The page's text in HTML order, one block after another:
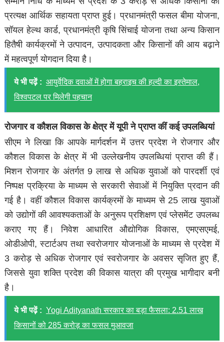
प्रत्यक्ष आर्थिक सहायता प्राप्त हुई। प्रधानमंत्री फसल बीमा योजना,
सॉयल हेल्थ कार्ड, प्रधानमंत्री कृषि सिंचाई योजना तथा अन्य किसान
हितैषी कार्यक्रमों ने उत्पादन, उत्पादकता और किसानों की आय बढ़ाने
में महत्वपूर्ण योगदान दिया है।
ये भी पढ़ें : आयुर्वेदिक दवाओं में होगा बहराइच की हल्दी का इस्तेमाल,
विश्वपटल पर मिलेगी पहचान
रोजगार व कौशल विकास के क्षेत्र में यूपी ने प्राप्त कीं कई उपलब्धियां
सीएम ने लिखा कि आपके मार्गदर्शन में उत्तर प्रदेश ने रोजगार और
कौशल विकास के क्षेत्र में भी उल्लेखनीय उपलब्धियां प्राप्त की हैं।
मिशन रोजगार के अंतर्गत 9 लाख से अधिक युवाओं को पारदर्शी एवं
निष्पक्ष प्रक्रिया के माध्यम से सरकारी सेवाओं में नियुक्ति प्रदान की
गई है। वहीं कौशल विकास कार्यक्रमों के माध्यम से 25 लाख युवाओं
को उद्योगों की आवश्यकताओं के अनुरूप प्रशिक्षण एवं प्लेसमेंट उपलब्ध
कराए गए हैं। निवेश आधारित औद्योगिक विकास, एमएसएमई,
ओडीओपी, स्टार्टअप तथा स्वरोजगार योजनाओं के माध्यम से प्रदेश में
3 करोड़ से अधिक रोजगार एवं स्वरोजगार के अवसर सृजित हुए हैं,
जिससे युवा शक्ति प्रदेश की विकास यात्रा की प्रमुख भागीदार बनी
है।
ये भी पढ़ें : Yogi Adityanath सरकार का बड़ा फैसला: 2.51 लाख
किसानों को 285 करोड़ का फसल मुआवजा